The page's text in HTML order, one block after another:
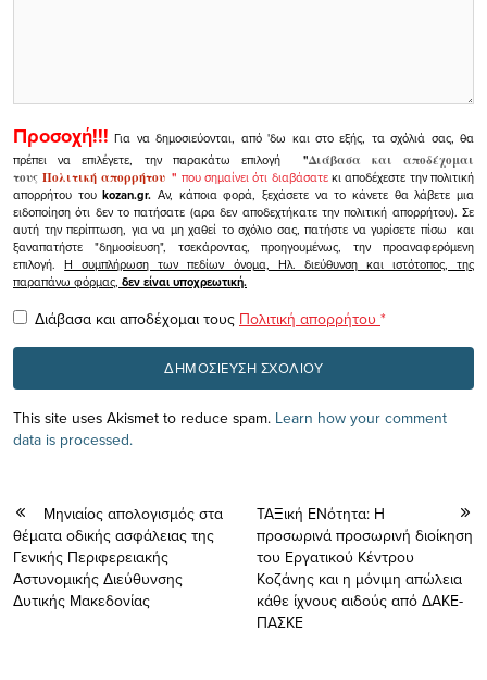
Προσοχή!!! Για να δημοσιεύονται, από 'δω και στο εξής, τα σχόλιά σας, θα
πρέπει να επιλέγετε, την παρακάτω επιλογή
"Διάβασα και αποδέχομαι
τουςΠολιτική απορρήτου" που σημαίνει ότι διαβάσατεκι αποδέχεστε την πολιτική
απορρήτου τουkozan.gr. Αν, κάποια φορά, ξεχάσετε να το κάνετε θα λάβετε μια
ειδοποίηση ότι δεν το πατήσατε (αρα δεν αποδεχτήκατε την πολιτική απορρήτου). Σε
αυτή την περίπτωση, για να μη χαθεί το σχόλιο σας, πατήστε να γυρίσετε πίσω και
ξαναπατήστε "δημοσίευση", τσεκάροντας, προηγουμένως, την προαναφερόμενη
επιλογή.Η συμπλήρωση των πεδίων όνομα, Ηλ. διεύθυνση και ιστότοπος, της
παραπάνω φόρμας, δεν είναι υποχρεωτική.
Διάβασα και αποδέχομαι τους Πολιτική απορρήτου *
This site uses Akismet to reduce spam. Learn how your comment
data is processed.
Μηνιαίος απολογισμός στα
θέματα οδικής ασφάλειας της
Γενικής Περιφερειακής
Αστυνομικής Διεύθυνσης
Δυτικής Μακεδονίας
ΤΑΞική ΕΝότητα: Η
προσωρινά προσωρινή διοίκηση
του Εργατικού Κέντρου
Κοζάνης και η μόνιμη απώλεια
κάθε ίχνους αιδούς από ΔΑΚΕ-
ΠΑΣΚΕ